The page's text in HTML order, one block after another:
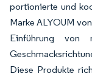
portionierte und
Marke ALYOUM
Einführung von
Diese Produkte